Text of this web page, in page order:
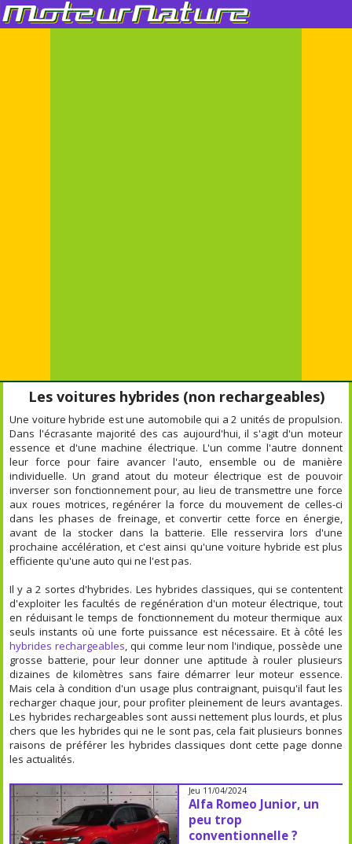
Les voitures hybrides (non rechargeables)
Une voiture hybride est une automobile qui a 2 unités de propulsion.
Dans l'écrasante majorité des cas aujourd'hui, il s'agit d'un moteur
essence et d'une machine électrique. L'un comme l'autre donnent
leur force pour faire avancer l'auto, ensemble ou de manière
individuelle. Un grand atout du moteur électrique est de pouvoir
inverser son fonctionnement pour, au lieu de transmettre une force
aux roues motrices, regénérer la force du mouvement de celles-ci
dans les phases de freinage, et convertir cette force en énergie,
avant de la stocker dans la batterie. Elle resservira lors d'une
prochaine accélération, et c'est ainsi qu'une voiture hybride est plus
efficiente qu'une auto qui ne l'est pas.
Il y a 2 sortes d'hybrides. Les hybrides classiques, qui se contentent
d'exploiter les facultés de regénération d'un moteur électrique, tout
en réduisant le temps de fonctionnement du moteur thermique aux
seuls instants où une forte puissance est nécessaire. Et à côté les
hybrides rechargeables, qui comme leur nom l'indique, possède une
grosse batterie, pour leur donner une aptitude à rouler plusieurs
dizaines de kilomètres sans faire démarrer leur moteur essence.
Mais cela à condition d'un usage plus contraignant, puisqu'il faut les
recharger chaque jour, pour profiter pleinement de leurs avantages.
Les hybrides rechargeables sont aussi nettement plus lourds, et plus
chers que les hybrides qui ne le sont pas, cela fait plusieurs bonnes
raisons de préférer les hybrides classiques dont cette page donne
les actualités.
Jeu 11/04/2024
Alfa Romeo Junior, un
peu trop
conventionnelle ?